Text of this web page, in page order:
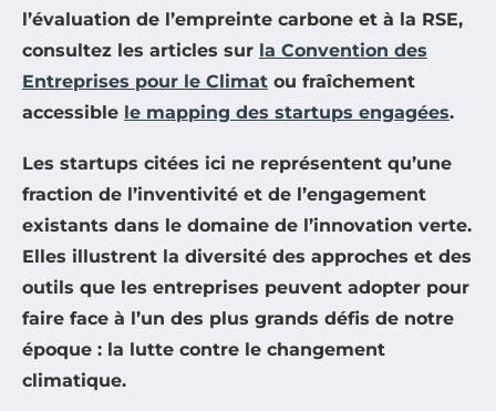
l’évaluation de l’empreinte carbone et à la RSE,
consultez les articles sur la Convention des
Entreprises pour le Climat ou fraîchement
accessible le mapping des startups engagées.
Les startups citées ici ne représentent qu’une
fraction de l’inventivité et de l’engagement
existants dans le domaine de l’innovation verte.
Elles illustrent la diversité des approches et des
outils que les entreprises peuvent adopter pour
faire face à l’un des plus grands défis de notre
époque : la lutte contre le changement
climatique.